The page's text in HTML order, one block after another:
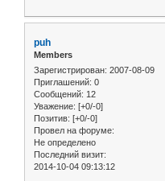
puh
Members
Зарегистрирован: 2007-08-09
Приглашений: 0
Сообщений: 12
Уважение: [+0/-0]
Позитив: [+0/-0]
Провел на форуме:
Не определено
Последний визит:
2014-10-04 09:13:12